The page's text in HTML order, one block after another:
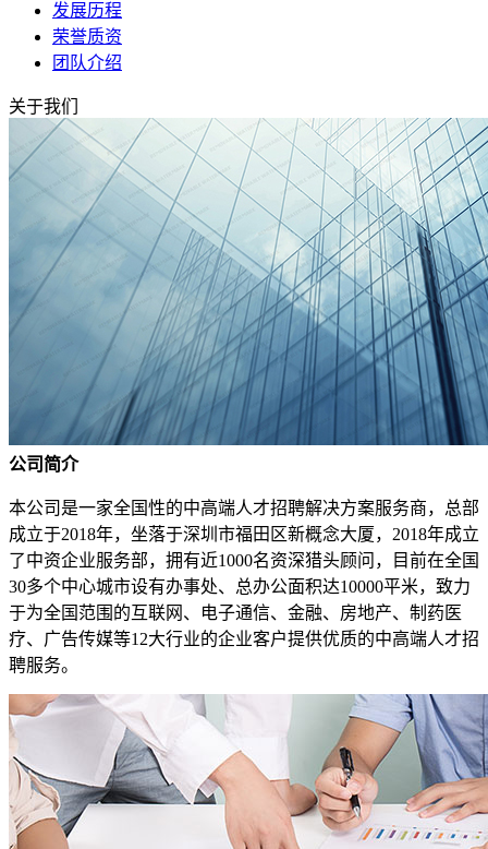
发展历程
荣誉质资
团队介绍
关于我们
公司简介
本公司是一家全国性的中高端人才招聘解决方案服务商，总部
成立于2018年，坐落于深圳市福田区新概念大厦，2018年成立
了中资企业服务部，拥有近1000名资深猎头顾问，目前在全国
30多个中心城市设有办事处、总办公面积达10000平米，致力
于为全国范围的互联网、电子通信、金融、房地产、制药医
疗、广告传媒等12大行业的企业客户提供优质的中高端人才招
聘服务。